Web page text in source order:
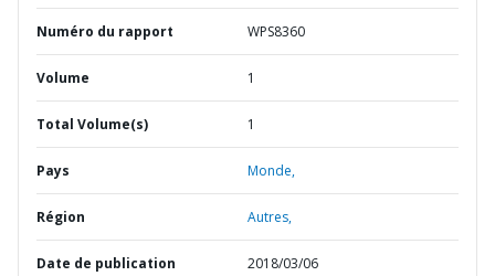
Numéro du rapport WPS8360
Volume 1
Total Volume(s) 1
Pays Monde,
Région Autres,
Date de publication 2018/03/06